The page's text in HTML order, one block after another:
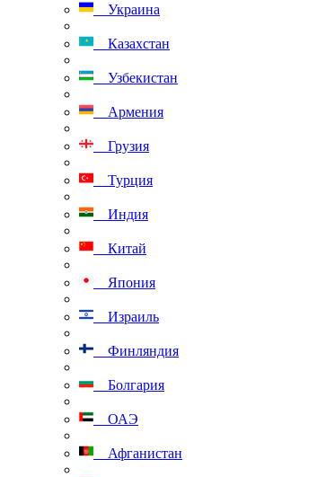
Украина
Казахстан
Узбекистан
Армения
Грузия
Турция
Индия
Китай
Япония
Израиль
Финляндия
Болгария
ОАЭ
Афганистан